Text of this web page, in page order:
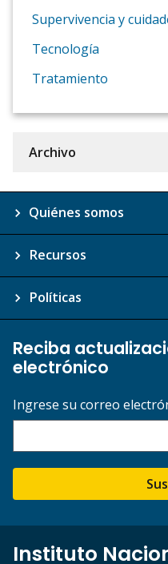
Supervivencia y
Tecnología
Tratamiento
Archivo
Quiénes somos
Recursos
Políticas
Reciba
electrónico
Ingrese su correo
Instituto